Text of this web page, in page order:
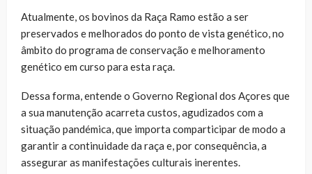
Atualmente, os bovinos da Raça Ramo estão a ser
preservados e melhorados do ponto de vista genético, no
âmbito do programa de conservação e melhoramento
genético em curso para esta raça.
Dessa forma, entende o Governo Regional dos Açores que
a sua manutenção acarreta custos, agudizados com a
situação pandémica, que importa comparticipar de modo a
garantir a continuidade da raça e, por consequência, a
assegurar as manifestações culturais inerentes.